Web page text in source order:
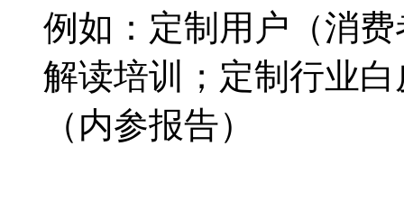
例如：定制用户（消
解读培训；定制行业
（内参报告）